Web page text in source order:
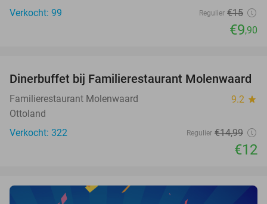
Verkocht: 99
Regulier €15
€9,90
20%
Dinerbuffet bij Familierestaurant Molenwaard
Familierestaurant Molenwaard 9.2 star
Ottoland
Verkocht: 322
Regulier €14,99
€12